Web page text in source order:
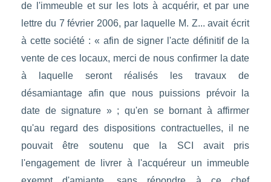
de l'immeuble et sur les lots à acquérir, et par une
lettre du 7 février 2006, par laquelle M. Z... avait écrit
à cette société : « afin de signer l'acte définitif de la
vente de ces locaux, merci de nous confirmer la date
à laquelle seront réalisés les travaux de
désamiantage afin que nous puissions prévoir la
date de signature » ; qu'en se bornant à affirmer
qu'au regard des dispositions contractuelles, il ne
pouvait être soutenu que la SCI avait pris
l'engagement de livrer à l'acquéreur un immeuble